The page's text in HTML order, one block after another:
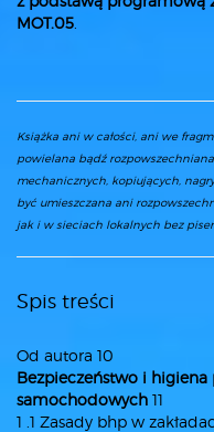
MOT.05
Książka ani w całości, ani we
powielana bądź
mechanicznych, kopiujących,
być umieszczana ani
jak i w sieciach lokalnych bez
Spis treści
Od autora 10
Bezpieczeństwo i
samochodowych 11
1 .1 Zasady bhp w